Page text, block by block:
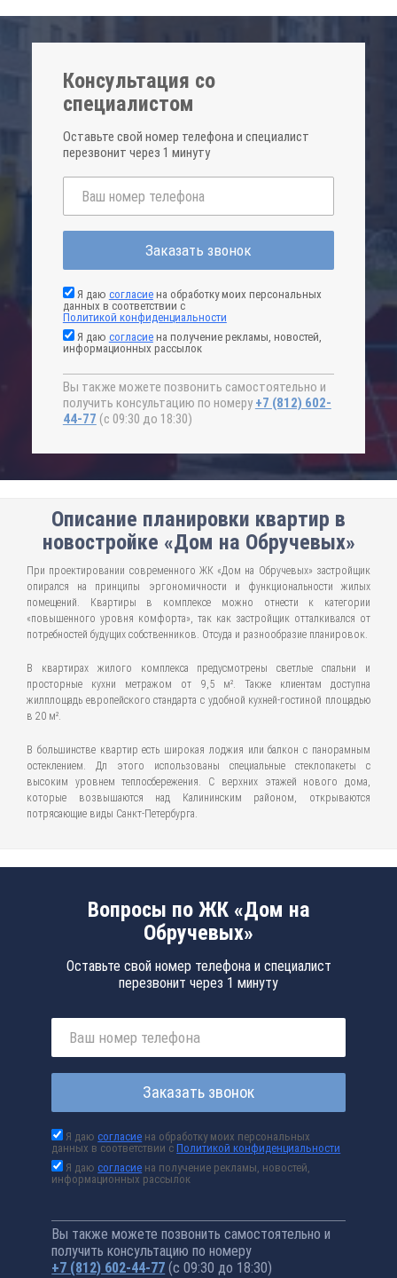
Консультация со
специалистом
Оставьте свой номер телефона и специалист
перезвонит через 1 минуту
Заказать звонок
Я даю согласиена обработку моих персональных
данных в соответствии с
Политикой конфиденциальности
Я даю согласиена получение рекламы, новостей,
информационных рассылок
Вы также можете позвонить самостоятельно и
получить консультацию по номеру +7 (812) 602-
44-77 (с 09:30 до 18:30)
Описание планировки квартир в
новостройке «Дом на Обручевых»
При проектировании современного ЖК «Дом на Обручевых» застройщик
опирался на принципы эргономичности и функциональности жилых
помещений. Квартиры в комплексе можно отнести к категории
«повышенного уровня комфорта», так как застройщик отталкивался от
потребностей будущих собственников. Отсуда и разнообразие планировок.
В квартирах жилого комплекса предусмотрены светлые спальни и
просторные кухни метражом от 9,5 м². Также клиентам доступна
жилплощадь европейского стандарта с удобной кухней-гостиной площадью
в 20 м².
В большинстве квартир есть широкая лоджия или балкон с панорамным
остеклением. Дл этого использованы специальные стеклопакеты с
высоким уровнем теплосбережения. С верхних этажей нового дома,
которые возвышаются над Калининским районом, открываются
потрясающие виды Санкт-Петербурга.
Вопросы по ЖК «Дом на
Обручевых»
Оставьте свой номер телефона и специалист
перезвонит через 1 минуту
Заказать звонок
Я даюсогласие на обработку моих персональных
данных в соответствии сПолитикой конфиденциальности
Я даюсогласие на получение рекламы, новостей,
информационных рассылок
Вы также можете позвонить самостоятельно и
получить консультацию по номеру
+7 (812) 602-44-77 (с 09:30 до 18:30)